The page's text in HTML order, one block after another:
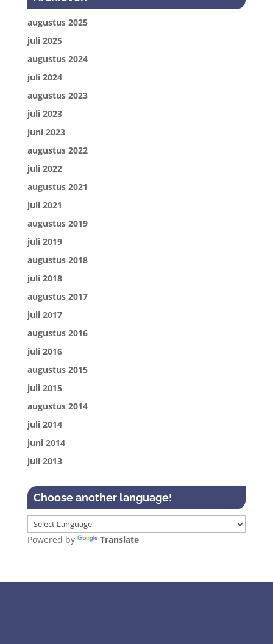
augustus 2025
juli 2025
augustus 2024
juli 2024
augustus 2023
juli 2023
juni 2023
augustus 2022
juli 2022
augustus 2021
juli 2021
augustus 2019
juli 2019
augustus 2018
juli 2018
augustus 2017
juli 2017
augustus 2016
juli 2016
augustus 2015
juli 2015
augustus 2014
juli 2014
juni 2014
juli 2013
Choose another language!
Powered by Translate